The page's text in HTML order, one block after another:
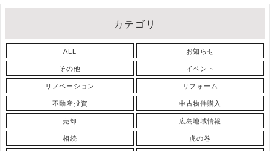
カテゴリ
ALL お知らせ
その他 イベント
リノベーション リフォーム
不動産投資 中古物件購入
売却 広島地域情報
相続 虎の巻